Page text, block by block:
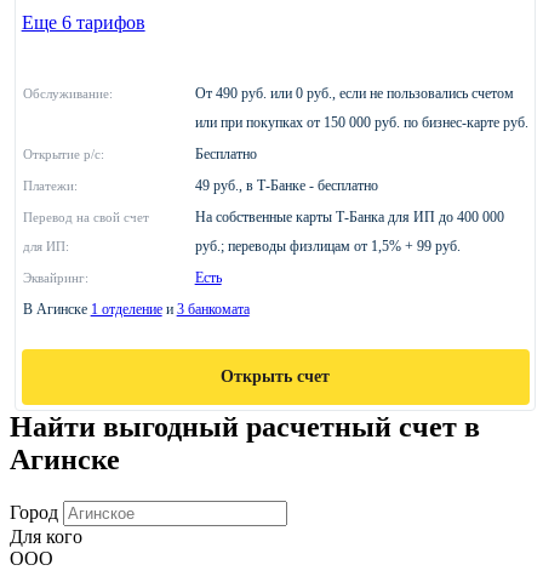
Еще 6 тарифов
Обслуживание:
От 490 руб. или 0 руб., если не пользовались счетом
или при покупках от 150 000 руб. по бизнес-карте руб.
Открытие р/с: Бесплатно
Платежи: 49 руб., в Т‑Банке - бесплатно
Перевод на свой счет
для ИП:
На собственные карты Т‑Банка для ИП до 400 000
руб.; переводы физлицам от 1,5% + 99 руб.
Эквайринг:
Есть
В Агинске 1 отделениеи 3 банкомата
Открыть счет
Найти выгодный расчетный счет в
Агинске
Город
Для кого
ООО